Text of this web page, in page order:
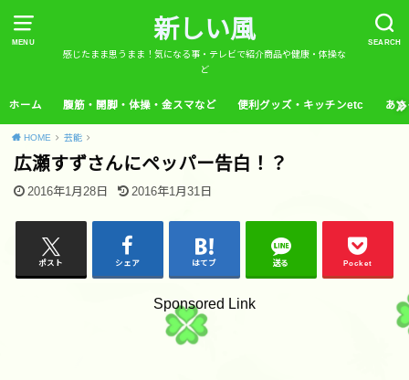
MENU SEARCH
新しい風
感じたまま思うまま！気になる事・テレビで紹介商品や健康・体操な
ど
ホーム 腹筋・開脚・体操・金スマなど 便利グッズ・キッチンetc あ
HOME 芸能
広瀬すずさんにペッパー告白！？
2016年1月28日 2016年1月31日
ポスト シェア はてブ 送る Pocket
Sponsored Link